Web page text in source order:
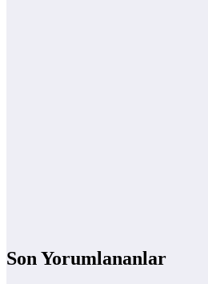
Son Yorumlananlar